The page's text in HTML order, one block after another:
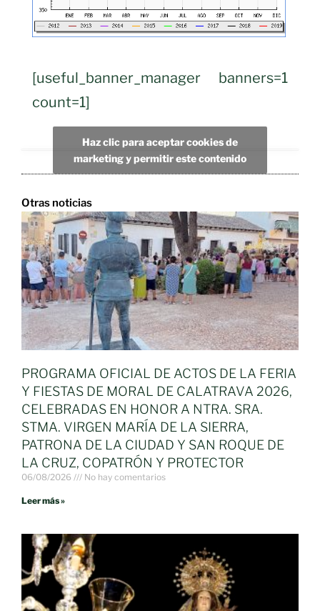
[useful_banner_manager banners=1
count=1]
Haz clic para aceptar cookies de
marketing y permitir este contenido
Otras noticias
PROGRAMA OFICIAL DE ACTOS DE LA FERIA
Y FIESTAS DE MORAL DE CALATRAVA 2026,
CELEBRADAS EN HONOR A NTRA. SRA.
STMA. VIRGEN MARÍA DE LA SIERRA,
PATRONA DE LA CIUDAD Y SAN ROQUE DE
LA CRUZ, COPATRÓN Y PROTECTOR
06/08/2026 No hay comentarios
Leer más »